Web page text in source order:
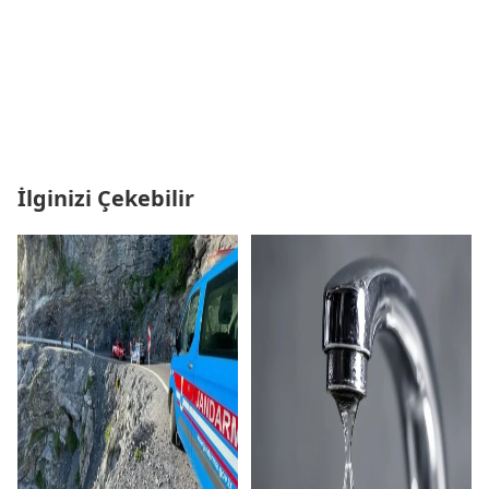
İlginizi Çekebilir